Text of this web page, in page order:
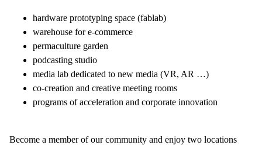
hardware prototyping space (fablab)
warehouse for e-commerce
permaculture garden
podcasting studio
media lab dedicated to new media (VR, AR …)
co-creation and creative meeting rooms
programs of acceleration and corporate innovation
Become a member of our community and enjoy two locations